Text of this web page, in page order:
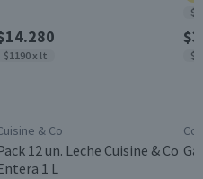
$1190 x lt
& Co
12 un. Leche Cuisine & Co
1 L